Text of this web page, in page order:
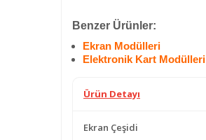
Benzer Ürünler:
Ekran Modülleri
Elektronik Kart Modülleri
Ürün Detayı
Ekran Çeşidi